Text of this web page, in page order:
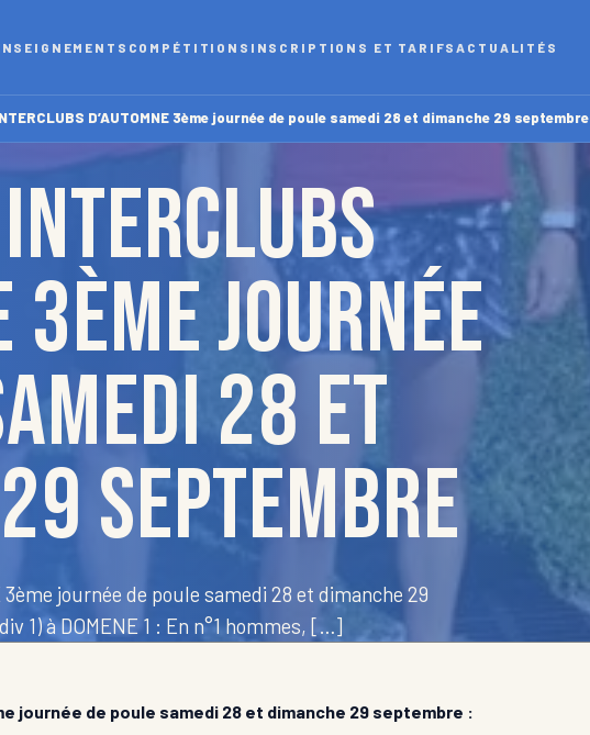
COMPÉTITIONS INSCRIPTIONS ET TARIFS ACTUALITÉS
D’AUTOMNE 3ème journée de poule samedi 28 et dimanche 29 septembre
3ème journée
28 et
septembre
3ème journée de poule samedi 28 et dimanche 29
1) à DOMENE 1 : En n°1 hommes, […]
journée de poule samedi 28 et dimanche 29 septembre :